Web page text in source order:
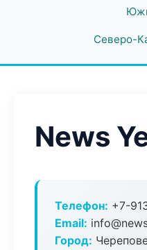
Северо-
News
Телефон: +7-
Email:
Город: